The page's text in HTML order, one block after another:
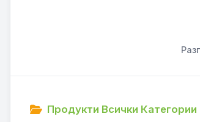
Продукти Всички Категории